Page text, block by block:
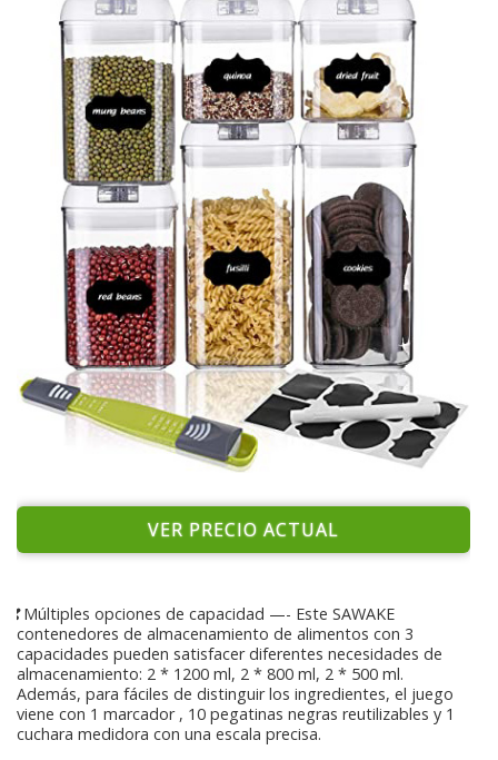
VER PRECIO ACTUAL
❣Múltiples opciones de capacidad —- Este SAWAKE
contenedores de almacenamiento de alimentos con 3
capacidades pueden satisfacer diferentes necesidades de
almacenamiento: 2 * 1200 ml, 2 * 800 ml, 2 * 500 ml.
Además, para fáciles de distinguir los ingredientes, el juego
viene con 1 marcador , 10 pegatinas negras reutilizables y 1
cuchara medidora con una escala precisa.